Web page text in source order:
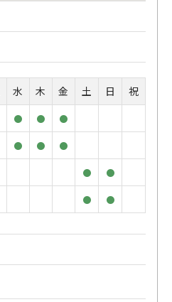
水 木 金 土 日
祝
● ● ●
● ● ●
● ●
● ●